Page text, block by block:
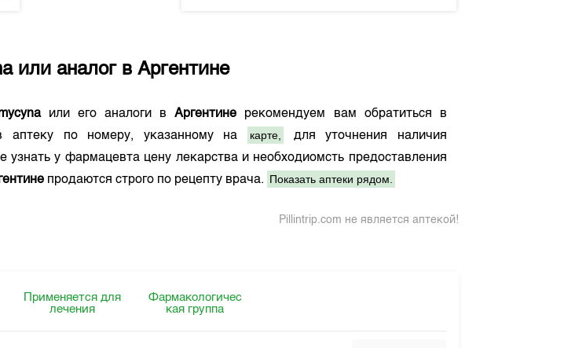
или аналог вАргентине
или его аналоги вАргентине рекомендуем вам обратиться в
аптеку по номеру, указанному на карте,
для уточнения наличия
узнать у фармацевта цену лекарства и необходиомсть предоставления
продаются строго по рецепту врача. Показать аптеки рядом.
Pillintrip.com не является аптекой!
Применяется для
лечения
Фармакологичес
кая группа